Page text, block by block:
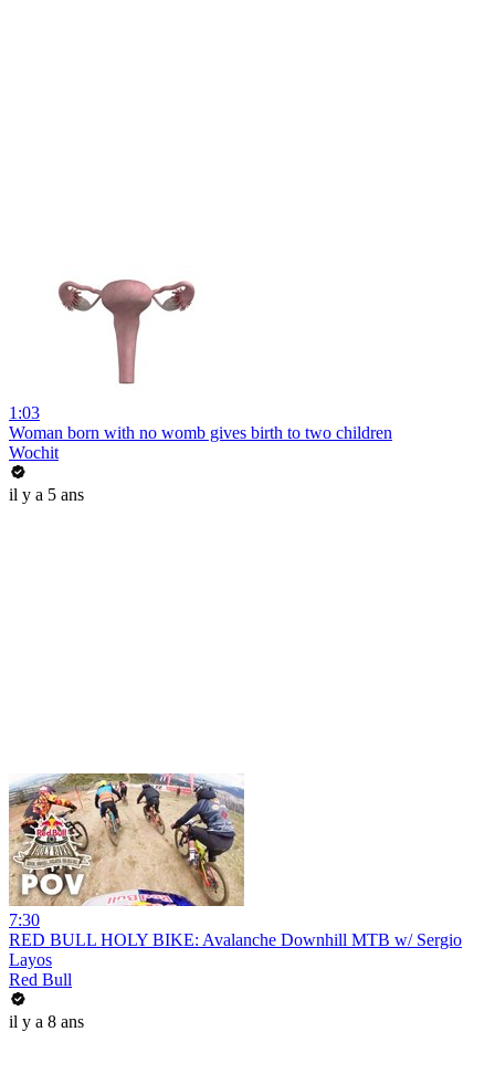
1:03
Woman born with no womb gives birth to two children
Wochit
il y a 5 ans
7:30
RED BULL HOLY BIKE: Avalanche Downhill MTB w/ Sergio
Layos
Red Bull
il y a 8 ans